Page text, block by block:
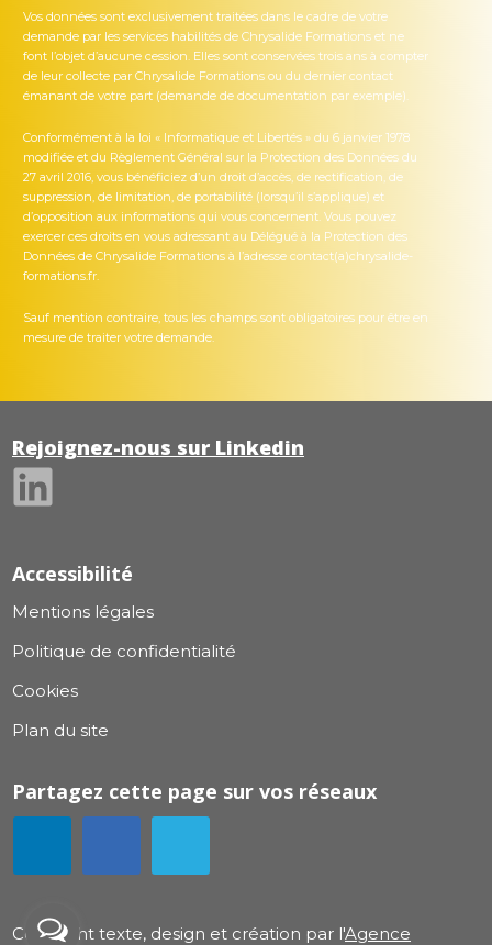
Vos données sont exclusivement traitées dans le cadre de votre
demande par les services habilités de Chrysalide Formations et ne
font l’objet d’aucune cession. Elles sont conservées trois ans à compter
de leur collecte par Chrysalide Formations ou du dernier contact
émanant de votre part (demande de documentation par exemple).
Conformément à la loi « Informatique et Libertés » du 6 janvier 1978
modifiée et du Règlement Général sur la Protection des Données du
27 avril 2016, vous bénéficiez d’un droit d’accès, de rectification, de
suppression, de limitation, de portabilité (lorsqu’il s’applique) et
d’opposition aux informations qui vous concernent. Vous pouvez
exercer ces droits en vous adressant au Délégué à la Protection des
Données de Chrysalide Formations à l’adresse contact(a)chrysalide-
formations.fr.
Sauf mention contraire, tous les champs sont obligatoires pour être en
mesure de traiter votre demande.
Rejoignez-nous sur Linkedin
Accessibilité
Mentions légales
Politique de confidentialité
Cookies
Plan du site
Partagez cette page sur vos réseaux
Copyright texte, design et création par l'Agence